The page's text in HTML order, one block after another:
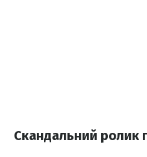
Скандальний ролик